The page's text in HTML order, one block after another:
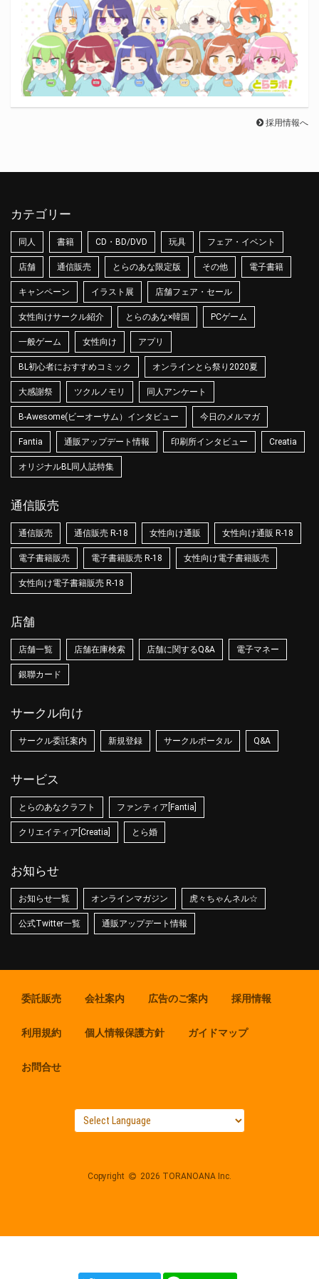
採用情報へ
カテゴリー
同人 書籍 CD・BD/DVD 玩具 フェア・イベント
店舗 通信販売 とらのあな限定版 その他 電子書籍
キャンペーン イラスト展 店舗フェア・セール
女性向けサークル紹介 とらのあな×韓国 PCゲーム
一般ゲーム 女性向け アプリ
BL初心者におすすめコミック オンラインとら祭り2020夏
大感謝祭 ツクルノモリ 同人アンケート
B-Awesome(ビーオーサム）インタビュー 今日のメルマガ
Fantia 通販アップデート情報 印刷所インタビュー Creatia
オリジナルBL同人誌特集
通信販売
通信販売 通信販売 R-18 女性向け通販 女性向け通販 R-18
電子書籍販売 電子書籍販売 R-18 女性向け電子書籍販売
女性向け電子書籍販売 R-18
店舗
店舗一覧 店舗在庫検索 店舗に関するQ&A 電子マネー
銀聯カード
サークル向け
サークル委託案内 新規登録 サークルポータル Q&A
サービス
とらのあなクラフト ファンティア[Fantia]
クリエイティア[Creatia] とら婚
お知らせ
お知らせ一覧 オンラインマガジン 虎々ちゃんネル☆
公式Twitter一覧 通販アップデート情報
委託販売 会社案内 広告のご案内 採用情報
利用規約 個人情報保護方針 ガイドマップ
お問合せ
Copyright 2026 TORANOANA Inc.